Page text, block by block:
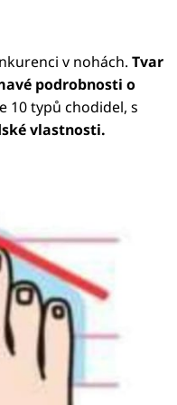
v nohách. Tvar
podrobnosti o
10 typů chodidel, s
vlastnosti.